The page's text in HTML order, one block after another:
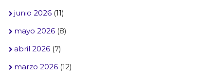
junio 2026(11)
mayo 2026(8)
abril 2026(7)
marzo 2026(12)